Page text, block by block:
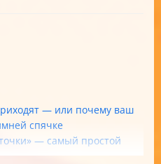
— или почему ваш
спячке
— самый простой